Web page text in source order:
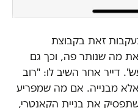
זאת בקבוצת
את מה שנותר פה, וכך גם
דייר אחר השיב לו: "רוב
מבנייה. אם מה שמפריע
את בניית הקאנטרי,